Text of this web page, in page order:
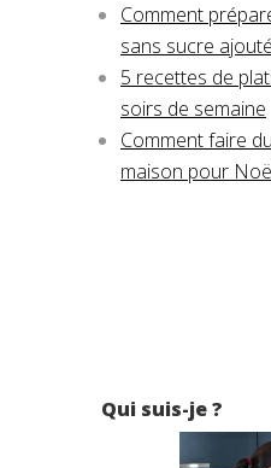
Comment
sans sucre ajouté
5 recettes de
soirs de semaine
Comment faire
maison pour
Qui suis-je ?